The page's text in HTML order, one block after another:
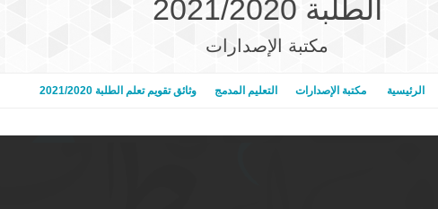
الطلبة 2021/2020
مكتبة الإصدارات
الرئيسية مكتبة الإصدارات التعليم المدمج وثائق تقويم تعلم الطلبة 2021/2020